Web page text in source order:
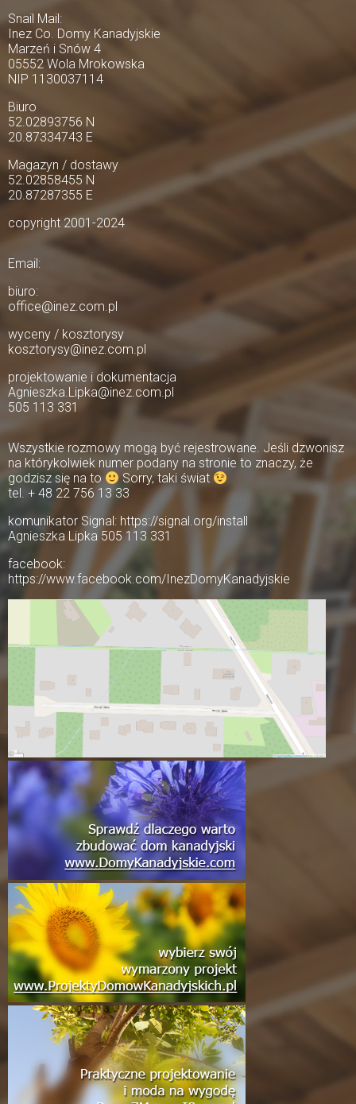
Snail Mail:
Inez Co. Domy Kanadyjskie
Marzeń i Snów 4
05552 Wola Mrokowska
NIP 1130037114
Biuro
52.02893756 N
20.87334743 E
Magazyn / dostawy
52.02858455 N
20.87287355 E
copyright 2001-2024
Email:
biuro:
office@inez.com.pl
wyceny / kosztorysy
kosztorysy@inez.com.pl
projektowanie i dokumentacja
Agnieszka.Lipka@inez.com.pl
505 113 331
Wszystkie rozmowy mogą być rejestrowane. Jeśli dzwonisz
na którykolwiek numer podany na stronie to znaczy, że
godzisz się na to
Sorry, taki świat
tel. + 48 22 756 13 33
komunikator Signal: https://signal.org/install
Agnieszka Lipka 505 113 331
facebook:
https://www.facebook.com/InezDomyKanadyjskie